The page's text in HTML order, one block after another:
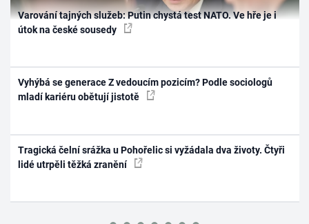
Varování tajných služeb: Putin chystá test NATO. Ve hře je i
útok na české sousedy
Vyhýbá se generace Z vedoucím pozicím? Podle sociologů
mladí kariéru obětují jistotě
Tragická čelní srážka u Pohořelic si vyžádala dva životy. Čtyři
lidé utrpěli těžká zranění